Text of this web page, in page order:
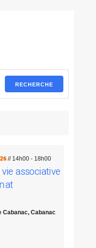
RECHERCHE
// 14h00 - 18h00
associative
Cabanac, Cabanac